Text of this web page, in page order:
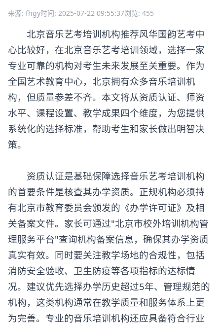
来源: fhgy时间: 2025-07-22 09:55:37浏览: 455
北京音乐艺考培训机构推荐风华国韵艺考中
心比较好，在北京音乐艺考培训领域，选择一家
专业可靠的机构对考生未来发展至关重要。作为
全国艺术教育中心，北京拥有众多音乐培训机
构，但质量参差不齐。本文将从资质认证、师资
水平、课程设置、教学成果四个维度，为您提供
系统化的选择标准，帮助考生和家长做出明智决
策。
​​资质认证是基础保障​​选择音乐艺考培训机构
的首要条件是核查其办学资质。正规机构必须持
有北京市教育委员会颁发的《办学许可证》及相
关备案文件。家长可通过"北京市校外培训机构管
理服务平台"查询机构备案信息，确保其办学资质
真实有效。同时要关注教学场地的合规性，包括
消防安全验收、卫生防疫等各项指标的达标情
况。建议优先选择办学历史超过5年、管理规范的
机构，这类机构通常在教学质量和服务体系上更
为完善。专业的音乐培训机构还应具备符合行业